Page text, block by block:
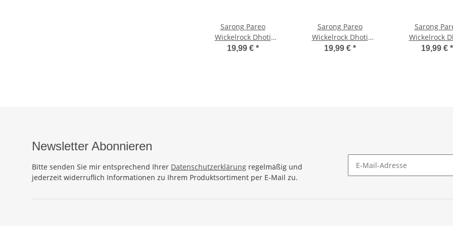
Sarong Pareo
Wickelrock Dhoti
Lunghi Tuch
19,99 € *
Sarong Pareo
Wickelrock Dhoti
Lunghi Tuch
19,99 € *
Sarong
Wickelrock
Lunghi
19,99 € *
Newsletter Abonnieren
Bitte senden Sie mir entsprechend Ihrer Datenschutzerklärung regelmäßig und
jederzeit widerruflich Informationen zu Ihrem Produktsortiment per E-Mail zu.